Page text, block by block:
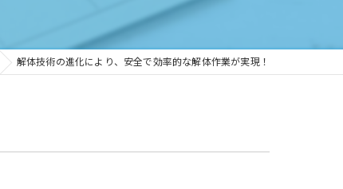
解体技術の進化により、安全で効率的な解体作業が実現！